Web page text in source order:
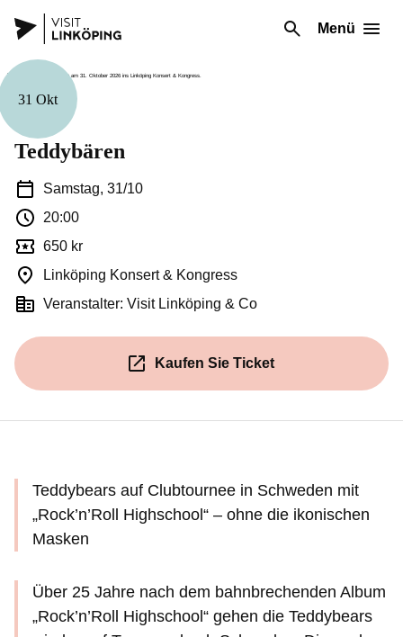
Menü
31 Okt
Teddybären
Samstag, 31/10
20:00
650 kr
Linköping Konsert & Kongress
Veranstalter: Visit Linköping & Co
Kaufen Sie Ticket
(Öffnet in einem neuen
Teddybears auf Clubtournee in Schweden mit
„Rock’n’Roll Highschool“ – ohne die ikonischen
Masken
Über 25 Jahre nach dem bahnbrechenden Album
„Rock’n’Roll Highschool“ gehen die Teddybears